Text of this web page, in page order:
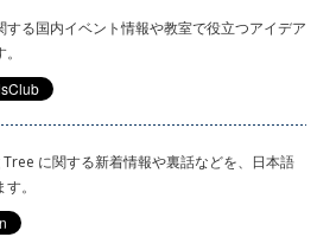
する国内イベント情報や教室で役立つアイデア
に関する新着情報や裏話などを、日本語
。